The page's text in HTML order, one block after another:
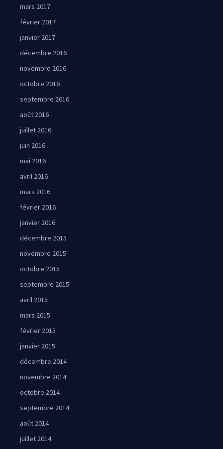
mars 2017
février 2017
janvier 2017
décembre 2016
novembre 2016
octobre 2016
septembre 2016
août 2016
juillet 2016
juin 2016
mai 2016
avril 2016
mars 2016
février 2016
janvier 2016
décembre 2015
novembre 2015
octobre 2015
septembre 2015
avril 2015
mars 2015
février 2015
janvier 2015
décembre 2014
novembre 2014
octobre 2014
septembre 2014
août 2014
juillet 2014